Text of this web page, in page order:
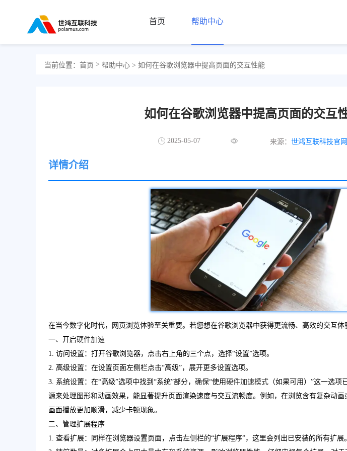
首页 帮助中心
当前位置： 首页 > 帮助中心 > 如何在谷歌浏览器中提高页面的交互性能
如何在谷歌浏览器中提高页面的交互
2025-05-07 来源： 世鸿互联科技官网
详情介绍
在当今数字化时代，网页浏览体验至关重要。若您想在谷歌浏览器中获得更流畅、高效的交互体
一、开启硬件加速
1. 访问设置：打开谷歌浏览器，点击右上角的三个点，选择“设置”选项。
2. 高级设置：在设置页面左侧栏点击“高级”，展开更多设置选项。
3. 系统设置：在“高级”选项中找到“系统”部分，确保“使用硬件加速模式 （如果可用）”这一选
源来处理图形和动画效果，能显著提升页面渲染速度与交互流畅度。例如，在浏览含有复杂动
画面播放更加顺滑，减少卡顿现象。
二、管理扩展程序
1. 查看扩展：同样在浏览器设置页面，点击左侧栏的“扩展程序”，这里会列出已安装的所有扩展。